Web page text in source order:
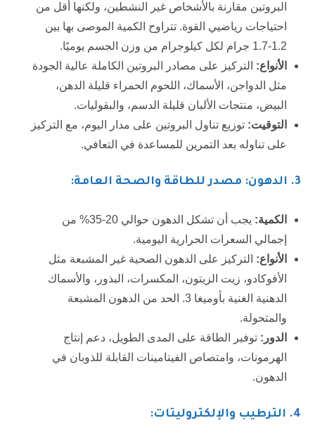
البروتين مقارنة بالأشخاص غير النشطين، ولكنها أقل من
احتياجات رياضيي القوة. تتراوح الكمية الموصى بها بين
1.2-1.7 جرام لكل كيلوجرام من وزن الجسم يوميًا.
الأنواع: التركيز على مصادر البروتين الكاملة عالية الجودة
مثل الدواجن، الأسماك، اللحوم الحمراء قليلة الدهن،
البيض، منتجات الألبان قليلة الدسم، والبقوليات.
التوقيت: توزيع تناول البروتين على مدار اليوم، مع التركيز
على تناوله بعد التمرين للمساعدة في التعافي.
3. الدهون: مصدر للطاقة والصحة العامة:
الكمية:
يجب أن تشكل الدهون حوالي 20-35% من
إجمالي السعرات الحرارية اليومية.
الأنواع: التركيز على الدهون الصحية غير المشبعة مثل
الأفوكادو، زيت الزيتون، المكسرات، البذور، والأسماك
الدهنية الغنية بأوميغا 3. الحد من الدهون المشبعة
والمتحولة.
الدور: توفير الطاقة على المدى الطويل، دعم إنتاج
الهرمونات، وامتصاص الفيتامينات القابلة للذوبان في
الدهون.
4. الترطيب والإلكتروليتات: